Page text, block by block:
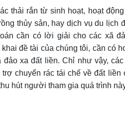
thải rắn từ sinh hoạt, hoạt
thủy sản, hay dịch vụ du lịch
cần có lời giải cho các xã
đề tài của chúng tôi, cần có
đảo xa đất liền. Chỉ như vậy,
chuyển rác tái chế về đất liền
hút người tham gia quá trình